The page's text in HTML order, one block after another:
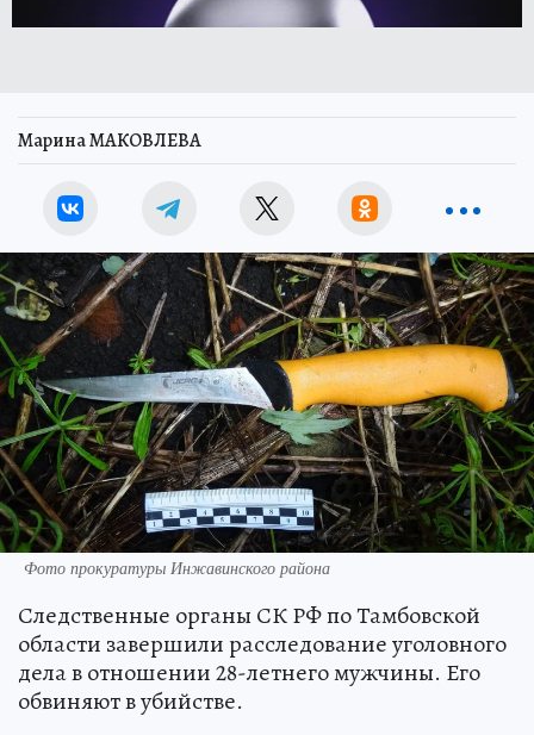
Марина МАКОВЛЕВА
Фото прокуратуры Инжавинского района
Следственные органы СК РФ по Тамбовской
области завершили расследование уголовного
дела в отношении 28-летнего мужчины. Его
обвиняют в убийстве.